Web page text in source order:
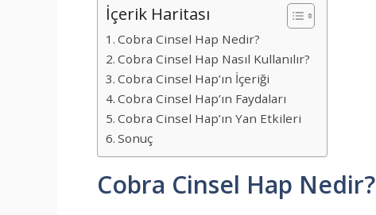
İçerik Haritası
Cobra Cinsel Hap Nedir?
Cobra Cinsel Hap Nasıl Kullanılır?
Cobra Cinsel Hap’ın İçeriği
Cobra Cinsel Hap’ın Faydaları
Cobra Cinsel Hap’ın Yan Etkileri
Sonuç
Cobra Cinsel Hap Nedir?